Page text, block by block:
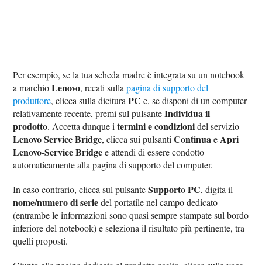
Per esempio, se la tua scheda madre è integrata su un notebook
a marchioLenovo, recati sullapagina di supporto del
produttore, clicca sulla dicituraPC e, se disponi di un computer
relativamente recente, premi sul pulsanteIndividua il
prodotto. Accetta dunque itermini e condizionidel servizio
Lenovo Service Bridge, clicca sui pulsantiContinuae Apri
Lenovo-Service Bridgee attendi di essere condotto
automaticamente alla pagina di supporto del computer.
In caso contrario, clicca sul pulsanteSupporto PC, digita il
nome/numero di seriedel portatile nel campo dedicato
(entrambe le informazioni sono quasi sempre stampate sul bordo
inferiore del notebook) e seleziona il risultato più pertinente, tra
quelli proposti.